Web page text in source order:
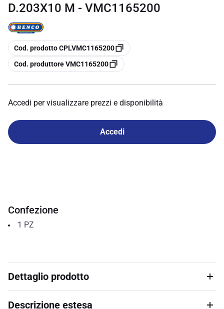
D.203X10 M - VMC1165200
copia
Cod. prodotto CPLVMC1165200
copia
Cod. produttore VMC1165200
Accedi per visualizzare prezzi e disponibilità
Accedi
Confezione
1 PZ
Dettaglio prodotto
Descrizione estesa